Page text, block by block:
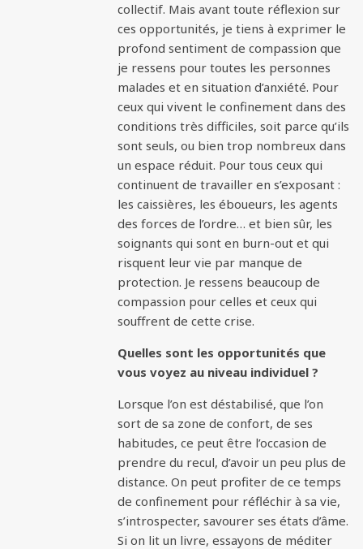
collectif. Mais avant toute réflexion sur
ces opportunités, je tiens à exprimer le
profond sentiment de compassion que
je ressens pour toutes les personnes
malades et en situation d’anxiété. Pour
ceux qui vivent le confinement dans des
conditions très difficiles, soit parce qu’ils
sont seuls, ou bien trop nombreux dans
un espace réduit. Pour tous ceux qui
continuent de travailler en s’exposant :
les caissières, les éboueurs, les agents
des forces de l’ordre… et bien sûr, les
soignants qui sont en burn-out et qui
risquent leur vie par manque de
protection. Je ressens beaucoup de
compassion pour celles et ceux qui
souffrent de cette crise.
Quelles sont les opportunités que
vous voyez au niveau individuel ?
Lorsque l’on est déstabilisé, que l’on
sort de sa zone de confort, de ses
habitudes, ce peut être l’occasion de
prendre du recul, d’avoir un peu plus de
distance. On peut profiter de ce temps
de confinement pour réfléchir à sa vie,
s’introspecter, savourer ses états d’âme.
Si on lit un livre, essayons de méditer